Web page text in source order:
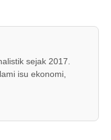
sejak 2017.
isu ekonomi,